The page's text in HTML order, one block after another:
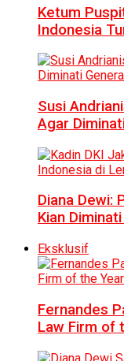
Ketum
Indonesia
Susi
Agar
Diana Dewi:
Kian
Eksklusif
Fernandes
Law Firm of